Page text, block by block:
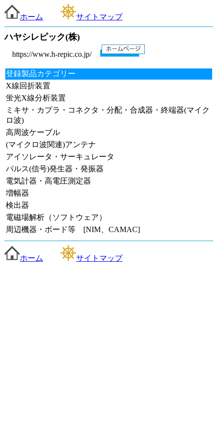
ホーム サイトマップ
ハヤシレピック(株)
https://www.h-repic.co.jp/
登録製品カテゴリー
X線回折装置
蛍光X線分析装置
ミキサ・カプラ・コネクタ・分配・合成器・終端器(マイク
ロ波)
高周波ケーブル
(マイクロ波関連)アンテナ
アイソレータ・サーキュレータ
パルス(信号)発生器・発振器
電気計器・高電圧測定器
増幅器
検出器
電磁場解析（ソフトウェア）
周辺機器・ボード等 [NIM、CAMAC]
ホーム サイトマップ